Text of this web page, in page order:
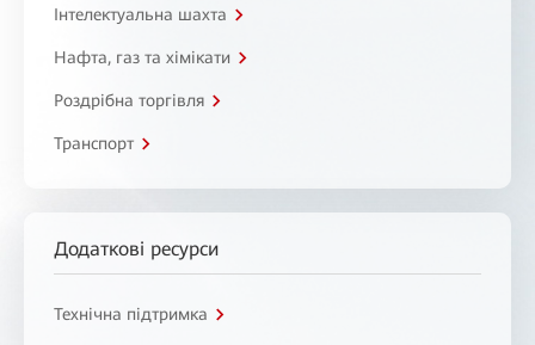
Інтелектуальна шахта
Нафта, газ та хімікати
Роздрібна торгівля
Транспорт
Додаткові ресурси
Технічна підтримка